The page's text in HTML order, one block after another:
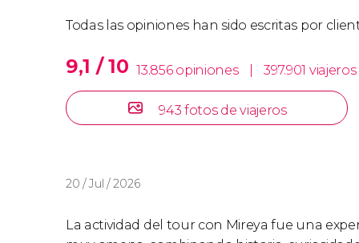
Todas las opiniones han sido escritas por
9,1 / 10 13.856 opiniones 397.901 viajeros
943 fotos de viajeros
20 / Jul / 2026
La actividad del tour con Mireya fue una